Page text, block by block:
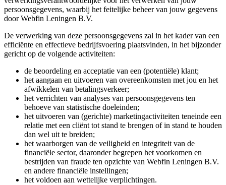
persoonsgegevens, waarbij het feitelijke beheer van jouw gegevens
door Webfin Leningen B.V.
De verwerking van deze persoonsgegevens zal in het kader van een
efficiënte en effectieve bedrijfsvoering plaatsvinden, in het bijzonder
gericht op de volgende activiteiten:
de beoordeling en acceptatie van een (potentiële) klant;
het aangaan en uitvoeren van overeenkomsten met jou en het
afwikkelen van betalingsverkeer;
het verrichten van analyses van persoonsgegevens ten
behoeve van statistische doeleinden;
het uitvoeren van (gerichte) marketingactiviteiten teneinde een
relatie met een cliënt tot stand te brengen of in stand te houden
dan wel uit te breiden;
het waarborgen van de veiligheid en integriteit van de
financiële sector, daaronder begrepen het voorkomen en
bestrijden van fraude ten opzichte van Webfin Leningen B.V.
en andere financiële instellingen;
het voldoen aan wettelijke verplichtingen.